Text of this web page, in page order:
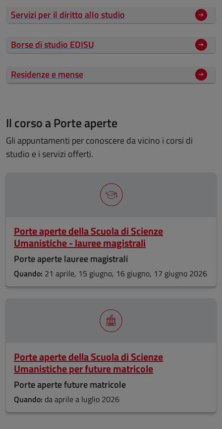
Servizi per il diritto allo studio
Borse di studio EDISU
Residenze e mense
Il corso a Porte aperte
Gli appuntamenti per conoscere da vicino i corsi di
studio e i servizi offerti.
Porte aperte della Scuola di Scienze
Umanistiche - lauree magistrali
Porte aperte lauree magistrali
Quando: 21 aprile, 15 giugno, 16 giugno, 17 giugno 2026
Porte aperte della Scuola di Scienze
Umanistiche per future matricole
Porte aperte future matricole
Quando: da aprile a luglio 2026